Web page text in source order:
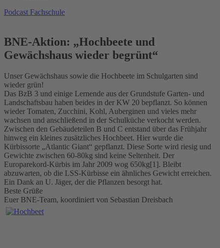
Podcast Fachschule
BNE-Aktion: „Hochbeete und
Gewächshaus wieder begrünt“
Unser Gewächshaus sowie die Hochbeete im Schulgarten sind
wieder grün!
Das BzB 3 und einige Lernende aus der Grundstufe Garten- und
Landschaftsbau haben beides in der KW 20 bepflanzt. So können
wieder Tomaten, Zucchini, Kohl, Auberginen und vieles mehr
wachsen und anschließend in der Schulküche verkocht werden.
Zwischen den Gebäudeteilen B und C entstand über das Frühjahr
hinweg ein kleines zusätzliches Hochbeet. Hier wurde die
Kürbissorte „Atlantic Giant“ gepflanzt. Diese Sorte wird riesig und
Gewichte zwischen 60-80kg sind keine Seltenheit. Der
Europarekord-Kürbis im Jahr 2009 wog 650kg[1]. Bleibt
abzuwarten, ob die LSS-Kürbisse ein ähnliches Gewicht erreichen.
Ein Dank an U. Jäger, der die Pflanzen besorgt hat.
Beste Grüße
Euer BNE-Team, koordiniert von Sebastian Dreisbach